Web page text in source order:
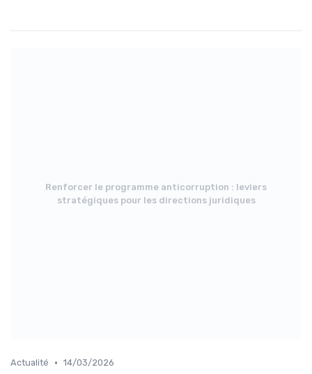
Renforcer le programme anticorruption : leviers
stratégiques pour les directions juridiques
Actualité • 14/03/2026